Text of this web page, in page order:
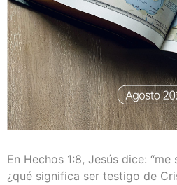
En Hechos 1:8, Jesús dice: “me
¿qué significa ser testigo de